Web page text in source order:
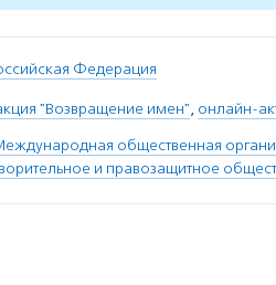
Федерация
"Возвращение имен", онлайн-
общественная
и правозащитное